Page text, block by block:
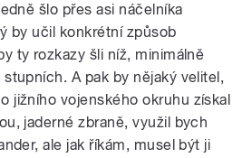
šlo přes asi náčelníka
by učil konkrétní způsob
ty rozkazy šli níž, minimálně
A pak by nějaký velitel,
jižního vojenského okruhu získal
jaderné zbraně, využil bych
ale jak říkám, musel být ji